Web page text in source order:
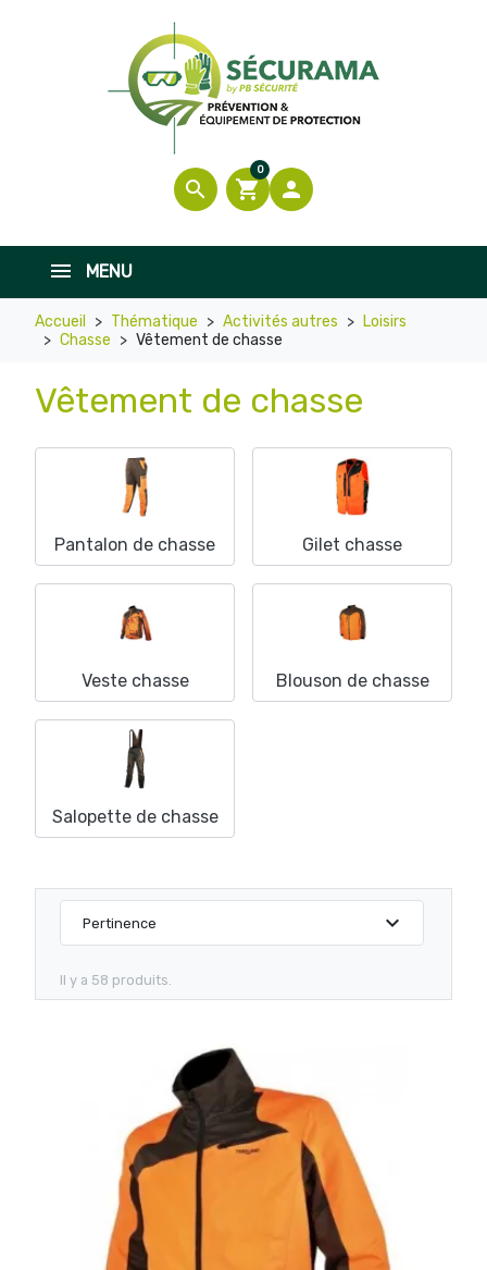
search shopping_cart
0

MENU
Accueil Thématique Activités autres
Loisirs
Chasse
Vêtement de chasse
Vêtement de chasse
Pantalon de chasse Gilet chasse
Veste chasse Blouson de chasse
Salopette de chasse
Il y a 58 produits.
Pertinence expand_more